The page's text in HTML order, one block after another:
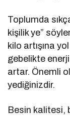
Toplumda
kişilik ye”
kilo artışına
gebelikte
artar. Önemli
yediğinizdir.
Besin kalitesi,